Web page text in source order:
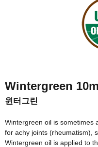
Wintergreen
윈터그린
Wintergreen oil is sometimes
for achy joints (rheumatism),
Wintergreen oil is applied to